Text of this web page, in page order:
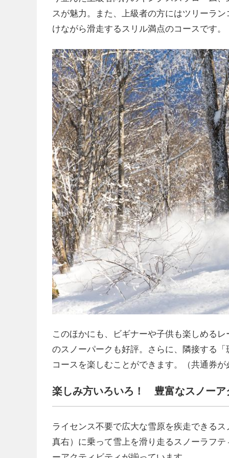
スが魅力。また、上級者の方にはツリーラ
けながら滑走するスリル満点のコースです。
このほかにも、ビギナーや子供も楽しめる
のスノーパークも好評。さらに、隣接する
コースを楽しむことができます。（共通券が
楽しみ方いろいろ！ 豊富なスノーア
ライセンス不要で広大な雪原を疾走できる
真右）に乗って雪上を滑り走るスノーラフ